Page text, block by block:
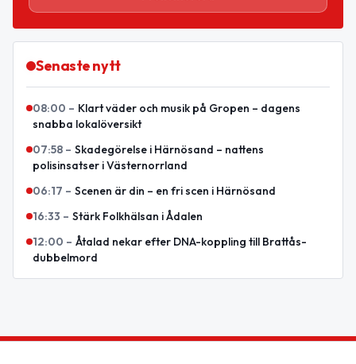
Senaste nytt
08:00 – Klart väder och musik på Gropen – dagens
snabba lokalöversikt
07:58 – Skadegörelse i Härnösand – nattens
polisinsatser i Västernorrland
06:17 – Scenen är din – en fri scen i Härnösand
16:33 – Stärk Folkhälsan i Ådalen
12:00 – Åtalad nekar efter DNA-koppling till Brattås-
dubbelmord